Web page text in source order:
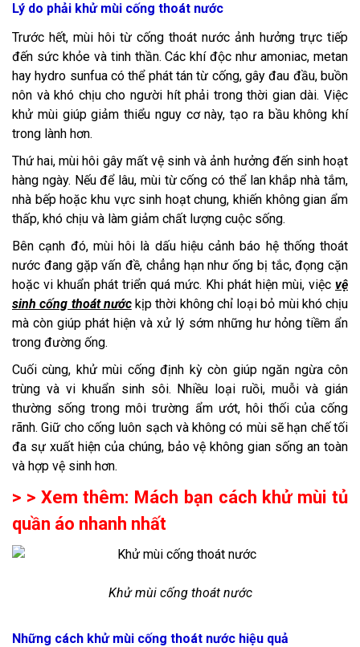
Lý do phải khử mùi cống thoát nước
Trước hết, mùi hôi từ cống thoát nước ảnh hưởng trực tiếp
đến sức khỏe và tinh thần. Các khí độc như amoniac, metan
hay hydro sunfua có thể phát tán từ cống, gây đau đầu, buồn
nôn và khó chịu cho người hít phải trong thời gian dài. Việc
khử mùi giúp giảm thiểu nguy cơ này, tạo ra bầu không khí
trong lành hơn.
Thứ hai, mùi hôi gây mất vệ sinh và ảnh hưởng đến sinh hoạt
hàng ngày. Nếu để lâu, mùi từ cống có thể lan khắp nhà tắm,
nhà bếp hoặc khu vực sinh hoạt chung, khiến không gian ẩm
thấp, khó chịu và làm giảm chất lượng cuộc sống.
Bên cạnh đó, mùi hôi là dấu hiệu cảnh báo hệ thống thoát
nước đang gặp vấn đề, chẳng hạn như ống bị tắc, đọng cặn
hoặc vi khuẩn phát triển quá mức. Khi phát hiện mùi, việc vệ
sinh cống thoát nướckịp thời không chỉ loại bỏ mùi khó chịu
mà còn giúp phát hiện và xử lý sớm những hư hỏng tiềm ẩn
trong đường ống.
Cuối cùng, khử mùi cống định kỳ còn giúp ngăn ngừa côn
trùng và vi khuẩn sinh sôi. Nhiều loại ruồi, muỗi và gián
thường sống trong môi trường ẩm ướt, hôi thối của cống
rãnh. Giữ cho cống luôn sạch và không có mùi sẽ hạn chế tối
đa sự xuất hiện của chúng, bảo vệ không gian sống an toàn
và hợp vệ sinh hơn.
> > Xem thêm: Mách bạn cách khử mùi tủ
quần áo nhanh nhất
Khử mùi cống thoát nước
Những cách khử mùi cống thoát nước hiệu quả